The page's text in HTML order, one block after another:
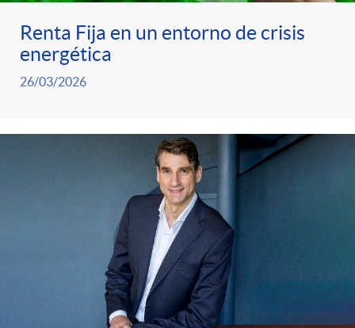
o
n
ó
m
Renta Fija en un entorno de crisis
energética
26/03/2026